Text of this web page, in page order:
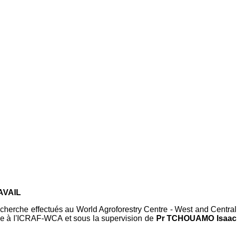
effectués au World Agroforestry Centre - West and Central
à l'ICRAF-WCA et sous la supervision de Pr TCHOUAMO Isaac